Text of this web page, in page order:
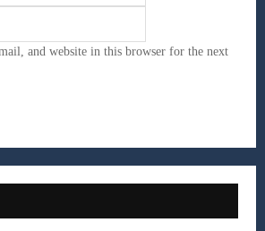
and website in this browser for the next